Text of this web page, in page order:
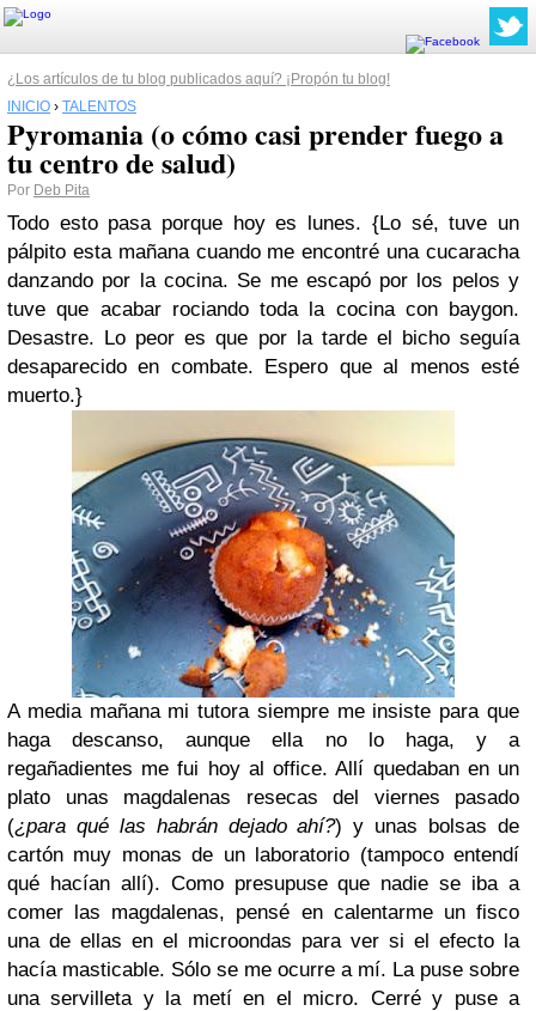
¿Los artículos de tu blog publicados aquí? ¡Propón tu blog!
INICIO › TALENTOS
Pyromania (o cómo casi prender fuego a
tu centro de salud)
Por Deb Pita
Todo esto pasa porque hoy es lunes. {Lo sé, tuve un
pálpito esta mañana cuando me encontré una cucaracha
danzando por la cocina. Se me escapó por los pelos y
tuve que acabar rociando toda la cocina con baygon.
Desastre. Lo peor es que por la tarde el bicho seguía
desaparecido en combate. Espero que al menos esté
muerto.}
A media mañana mi tutora siempre me insiste para que
haga descanso, aunque ella no lo haga, y a
regañadientes me fui hoy al office. Allí quedaban en un
plato unas magdalenas resecas del viernes pasado
(¿para qué las habrán dejado ahí?) y unas bolsas de
cartón muy monas de un laboratorio (tampoco entendí
qué hacían allí). Como presupuse que nadie se iba a
comer las magdalenas, pensé en calentarme un fisco
una de ellas en el microondas para ver si el efecto la
hacía masticable. Sólo se me ocurre a mí. La puse sobre
una servilleta y la metí en el micro. Cerré y puse a